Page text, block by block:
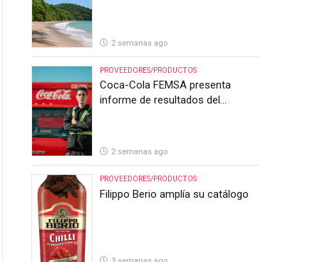
2 semanas ago
PROVEEDORES/PRODUCTOS
Coca-Cola FEMSA presenta
informe de resultados del
2 semanas ago
PROVEEDORES/PRODUCTOS
Filippo Berio amplía su catálogo